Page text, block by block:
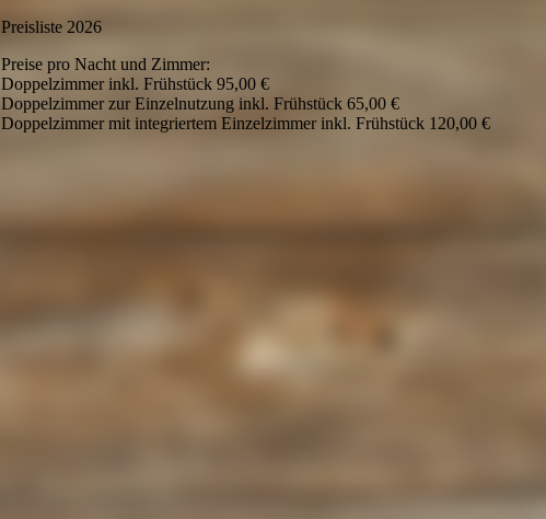
Preisliste 2026
Preise pro Nacht und Zimmer:
Doppelzimmer inkl. Frühstück 95,00 €
Doppelzimmer zur Einzelnutzung inkl. Frühstück 65,00 €
Doppelzimmer mit integriertem Einzelzimmer inkl. Frühstück 120,00 €